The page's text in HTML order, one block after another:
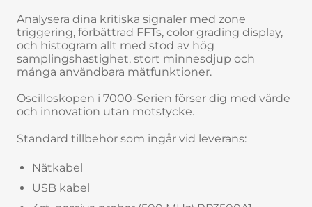
Analysera dina kritiska signaler med zone
triggering, förbättrad FFTs, color grading display,
och histogram allt med stöd av hög
samplingshastighet, stort minnesdjup och
många användbara mätfunktioner.
Oscilloskopen i 7000-Serien förser dig med värde
och innovation utan motstycke.
Standard tillbehör som ingår vid leverans:
Nätkabel
USB kabel